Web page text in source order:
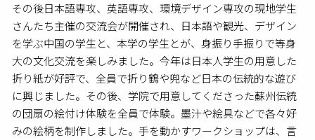
その後日本語専攻、英語専攻、環境デザイン専攻の現地学生
さんたち主催の交流会が開催され、日本語や観光、デザイン
を学ぶ中国の学生と、本学の学生とが、身振り手振りで等身
大の文化交流を楽しみました。今年は日本人学生の用意した
折り紙が好評で、全員で折り鶴や兜など日本の伝統的な遊び
に興じました。その後、学院で用意してくださった蘇州伝統
の団扇の絵付け体験を全員で体験。墨汁や絵具などで各々好
みの絵柄を制作しました。手を動かすワークショップは、言